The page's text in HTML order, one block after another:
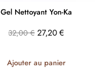
Gel Nettoyant Yon-Ka
32,00€ 27,20 €
Ajouter au panier